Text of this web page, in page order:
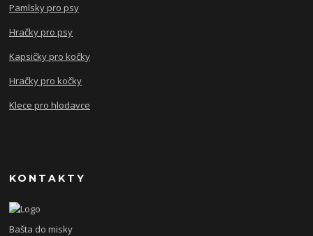
Pamlsky pro psy
Hračky pro psy
Kapsičky pro kočky
Hračky pro kočky
Klece pro hlodavce
KONTAKTY
Bašta do misky